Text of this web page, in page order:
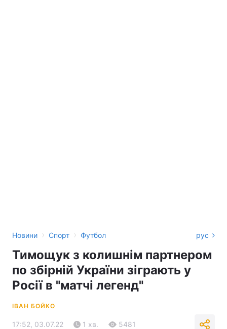
Новини › Спорт › Футбол рус
Тимощук з колишнім партнером
по збірній України зіграють у
Росії в "матчі легенд"
ІВАН БОЙКО
17:52, 03.07.22 1 хв. 5481